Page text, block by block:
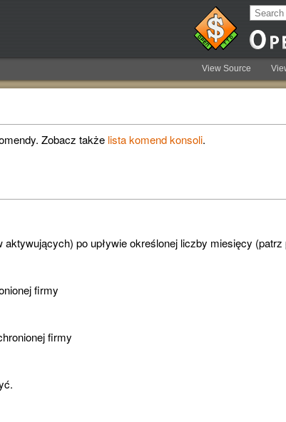
View Source
Zobacz także lista komend konsoli.
po upływie określonej liczby miesięcy (patrz
firmy
firmy